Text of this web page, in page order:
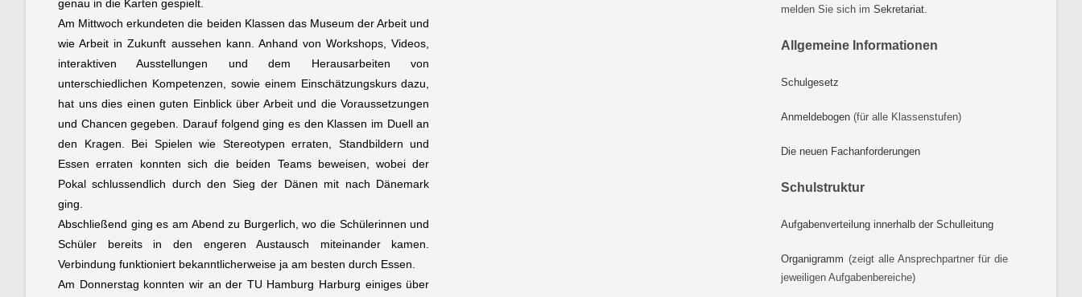
genau in die Karten gespielt.
Am Mittwoch erkundeten die beiden Klassen das Museum der Arbeit und
wie Arbeit in Zukunft aussehen kann. Anhand von Workshops, Videos,
interaktiven Ausstellungen und dem Herausarbeiten von
unterschiedlichen Kompetenzen, sowie einem Einschätzungskurs dazu,
hat uns dies einen guten Einblick über Arbeit und die Voraussetzungen
und Chancen gegeben. Darauf folgend ging es den Klassen im Duell an
den Kragen. Bei Spielen wie Stereotypen erraten, Standbildern und
Essen erraten konnten sich die beiden Teams beweisen, wobei der
Pokal schlussendlich durch den Sieg der Dänen mit nach Dänemark
ging.
Abschließend ging es am Abend zu Burgerlich, wo die Schülerinnen und
Schüler bereits in den engeren Austausch miteinander kamen.
Verbindung funktioniert bekanntlicherweise ja am besten durch Essen.
Am Donnerstag konnten wir an der TU Hamburg Harburg einiges über
melden Sie sich imSekretariat.
Allgemeine Informationen
Schulgesetz
Anmeldebogen (für alle Klassenstufen)
Die neuen Fachanforderungen
Schulstruktur
Aufgabenverteilung innerhalb der Schulleitung
Organigramm (zeigt alle Ansprechpartner für die
jeweiligen Aufgabenbereiche)